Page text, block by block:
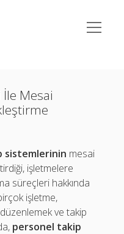
menüyü
aç
Mesai
sistemlerinin mesai
işletmelere
süreçleri hakkında
işletme,
ve takip
personel takip